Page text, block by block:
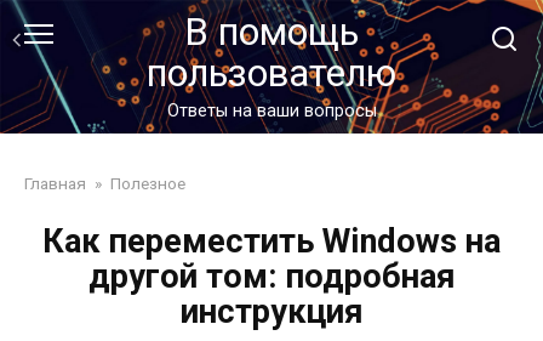
Перейти
контенту
В помощь
пользователю
Ответы на ваши вопросы
Главная » Полезное
Как переместить Windows на
другой том: подробная
инструкция